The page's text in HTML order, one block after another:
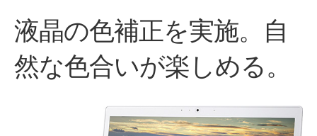
液晶の色補正を実施。自
然な色合いが楽しめる。